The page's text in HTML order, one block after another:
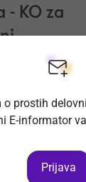
KO za
čas s
prostih
E-informator
Prijava